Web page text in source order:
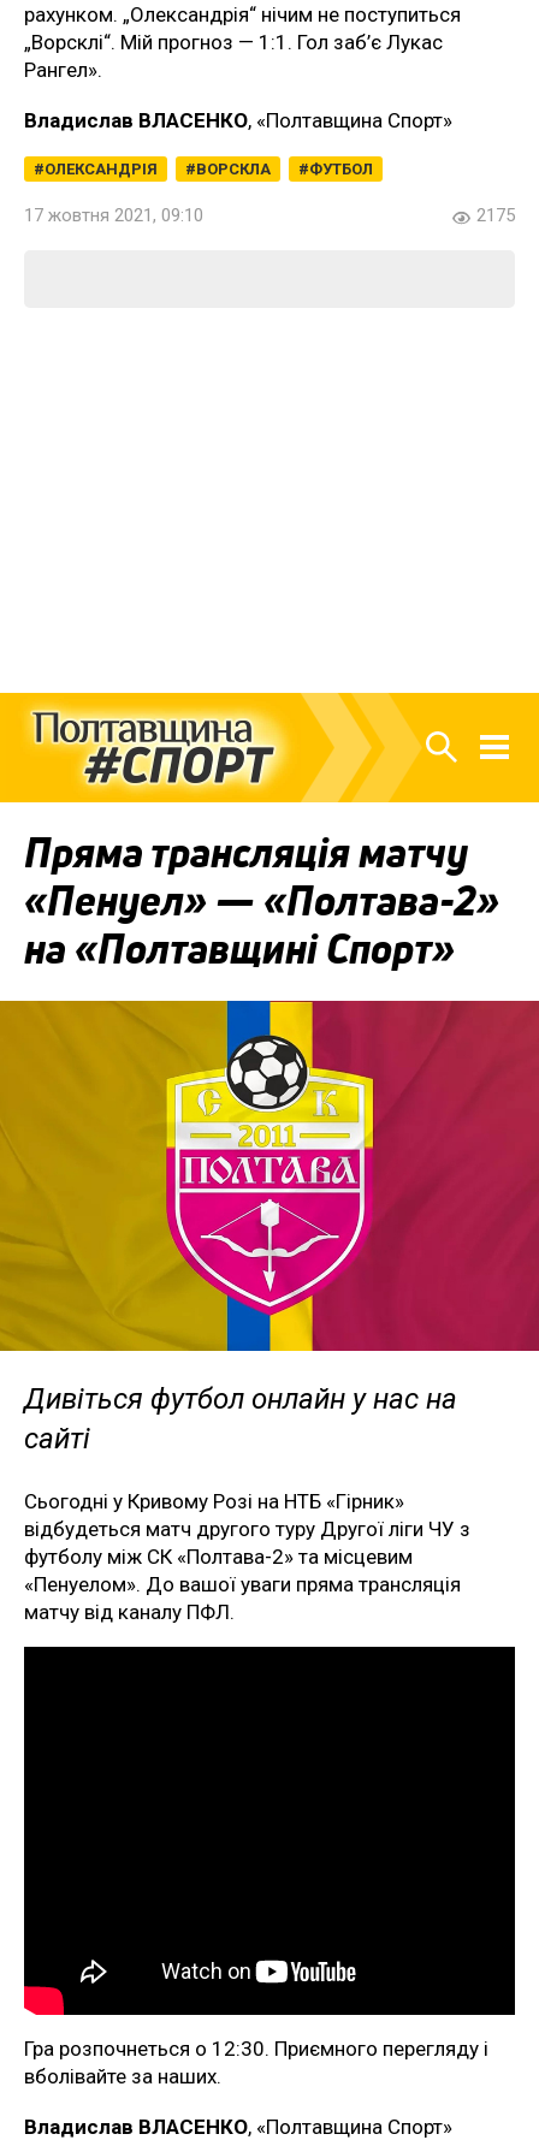
рахунком. „Олександрія“ нічим не поступиться
„Ворсклі“. Мій прогноз — 1:1. Гол заб’є Лукас
Рангел».
Владислав ВЛАСЕНКО, «Полтавщина Спорт»
ОЛЕКСАНДРІЯ ВОРСКЛА ФУТБОЛ
17 жовтня 2021, 09:10 2175
Пряма трансляція матчу
«Пенуел» — «Полтава-2»
на «Полтавщині Спорт»
Дивіться футбол онлайн у нас на
сайті
Сьогодні у Кривому Розі на НТБ «Гірник»
відбудеться матч другого туру Другої ліги ЧУ з
футболу між СК «Полтава-2» та місцевим
«Пенуелом». До вашої уваги пряма трансляція
матчу від каналу ПФЛ.
Гра розпочнеться о 12:30. Приємного перегляду і
вболівайте за наших.
Владислав ВЛАСЕНКО, «Полтавщина Спорт»